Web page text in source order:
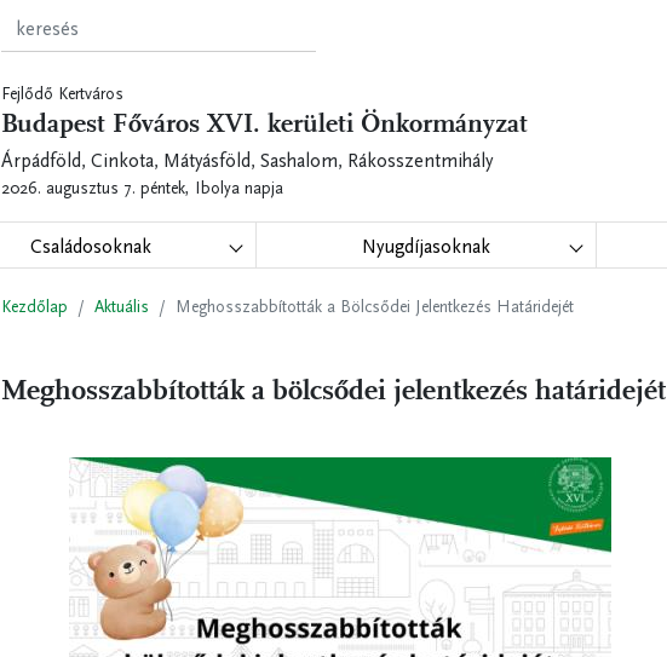
Fejlődő Kertváros
Budapest Főváros XVI. kerületi Önkormányzat
Árpádföld, Cinkota, Mátyásföld, Sashalom, Rákosszentmihály
2026. augusztus 7. péntek, Ibolya napja
Családosoknak Nyugdíjasoknak
Kezdőlap Aktuális Meghosszabbították a Bölcsődei Jelentkezés Határidejét
Meghosszabbították a bölcsődei jelentkezés határidejét